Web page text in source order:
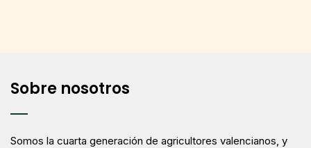
Sobre nosotros
Somos la cuarta generación de agricultores valencianos, y